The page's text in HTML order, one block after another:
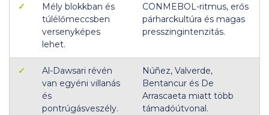
✓
Mély blokkban és
túlélőmeccsben
versenyképes
lehet.
CONMEBOL-ritmus, erős
párharckultúra és magas
presszingintenzitás.
✓
Al-Dawsari révén
van egyéni villanás
és
pontrúgásveszély.
Núñez, Valverde,
Bentancur és De
Arrascaeta miatt több
támadóútvonal.